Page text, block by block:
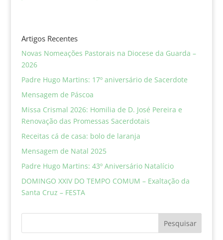
Artigos Recentes
Novas Nomeações Pastorais na Diocese da Guarda –
2026
Padre Hugo Martins: 17º aniversário de Sacerdote
Mensagem de Páscoa
Missa Crismal 2026: Homilia de D. José Pereira e
Renovação das Promessas Sacerdotais
Receitas cá de casa: bolo de laranja
Mensagem de Natal 2025
Padre Hugo Martins: 43º Aniversário Natalício
DOMINGO XXIV DO TEMPO COMUM – Exaltação da
Santa Cruz – FESTA
Pesquisar